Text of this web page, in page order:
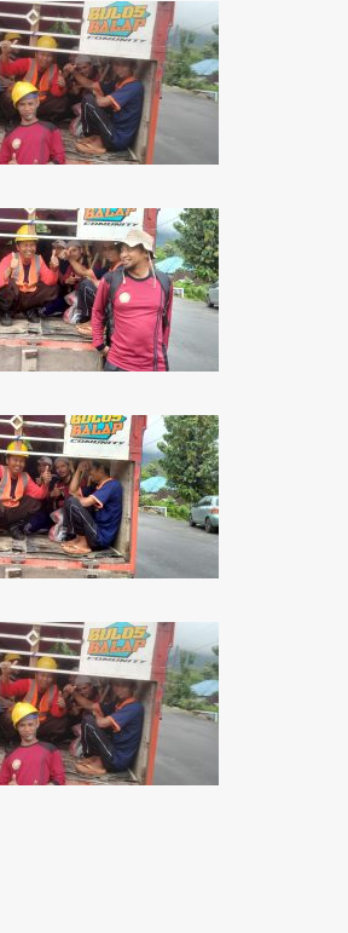
TTLWonogiri, 30 Maret 1992
AGAMA
STAT
GTK